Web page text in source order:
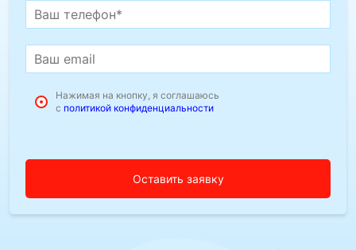
Нажимая на кнопку, я соглашаюсь
с политикой конфиденциальности